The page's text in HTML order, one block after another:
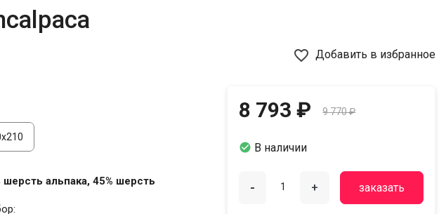
favorite_border Добавить в избранное
шерсть альпака, 45% шерсть
8 793 ₽ 9 770 ₽
 В наличии
- + заказать